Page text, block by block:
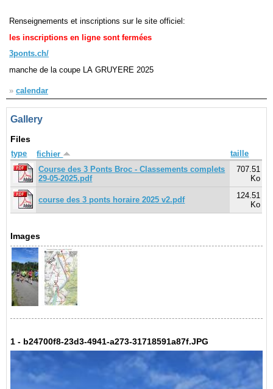
Demander un nouveau mot de passe
Renseignements et inscriptions sur le site officiel:
les inscriptions en ligne sont fermées
3ponts.ch/
manche de la coupe LA GRUYERE 2025
» calendar
Gallery
Files
type fichier
taille
Course des 3 Ponts Broc - Classements complets
29-05-2025.pdf
707.51
Ko
course des 3 ponts horaire 2025 v2.pdf
124.51
Ko
Images
1 - b24700f8-23d3-4941-a273-31718591a87f.JPG